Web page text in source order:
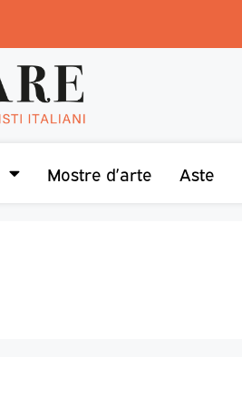
Mostre d’arte Aste